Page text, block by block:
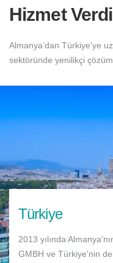
Hizmet
Almanya’dan Türkiye’ye
sektöründe yenilikçi
Türkiye
2013 yılında
GMBH ve Türkiye'nin